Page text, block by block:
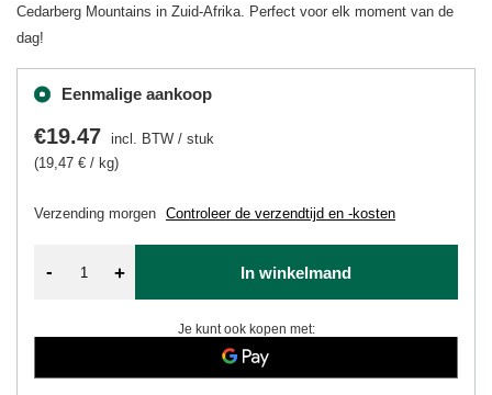
Cedarberg Mountains in Zuid-Afrika. Perfect voor elk moment van de
dag!
Eenmalige aankoop
Verzending morgen Controleer de verzendtijd en -kosten
€19.47 incl. BTW / stuk
(19,47 € / kg)
- + In winkelmand
Je kunt ook kopen met: